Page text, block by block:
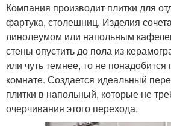
Традиционные
материалы
Требования к
материалам
Компания производит плитки для
фартука, столешниц. Изделия
линолеумом или напольным
стены опустить до пола из
или чуть темнее, то не понадобится
комнате. Создается идеальный
плитки в напольный, которые не
очерчивания этого перехода.